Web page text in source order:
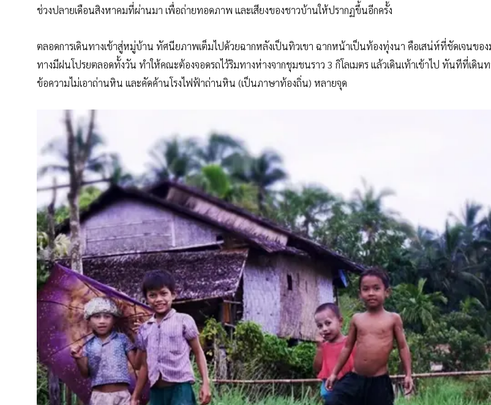
ช่วงปลายเดือนสิงหาคมที่ผ่านมา เพื่อถ่ายทอดภาพ และเสียงของชาวบ้านให้ปรากฏขึ้นอีกครั้ง
ตลอดการเดินทางเข้าสู่หมู่บ้าน ทัศนียภาพเต็มไปด้วยฉากหลังเป็นทิวเขา ฉากหน้าเป็นท้องทุ่งนา คือเสน่ห์ที่ชัดเจนของ
ทางมีฝนโปรยตลอดทั้งวัน ทำให้คณะต้องจอดรถไว้ริมทางห่างจากชุมชนราว 3 กิโลเมตร แล้วเดินเท้าเข้าไป ทันทีที่เดิน
ข้อความไม่เอาถ่านหิน และคัดค้านโรงไฟฟ้าถ่านหิน (เป็นภาษาท้องถิ่น) หลายจุด